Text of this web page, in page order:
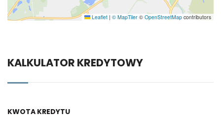
Leaflet | © MapTiler © OpenStreetMap contributors
KALKULATOR KREDYTOWY
KWOTA KREDYTU